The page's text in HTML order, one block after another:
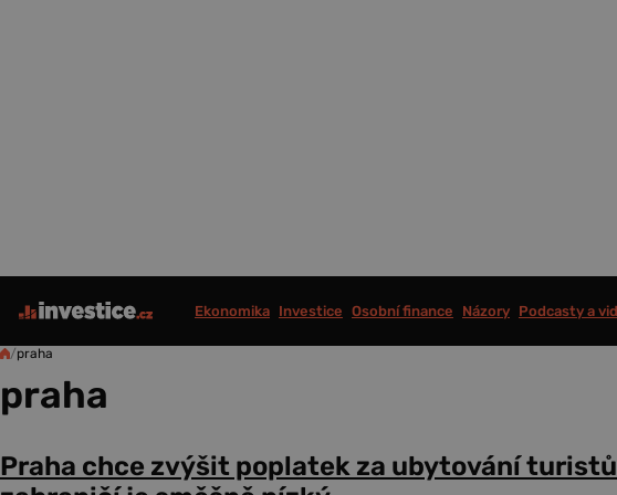
Ekonomika Investice Osobní finance Názory Podcasty a
/praha
praha
Praha chce zvýšit poplatek za ubytování